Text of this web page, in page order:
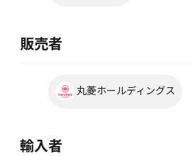
販売者
丸菱ホールディングス
輸入者